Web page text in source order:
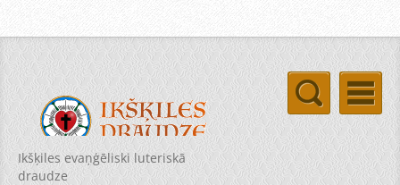
Ikšķiles evaņģēliski luteriskā
draudze